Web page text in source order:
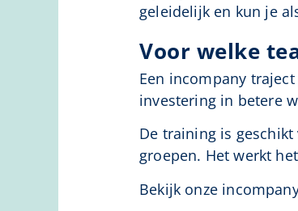
geleidelijk en kun je
Voor welke
Een incompany
investering in betere
De training is
groepen. Het werkt
Bekijk onze